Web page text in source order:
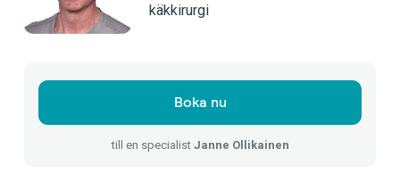
käkkirurgi
Boka nu
till en specialist Janne Ollikainen